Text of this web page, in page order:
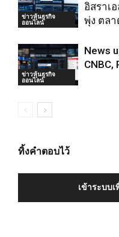
ข่าวหุ้นธุรกิจ
ออนไลน์
อิสราเ
พุ่ง ตล
ข่าวหุ้นธุรกิจ
ออนไลน์
News
CNBC,
ทิ้งคำตอบไว้
เข้าระบบ